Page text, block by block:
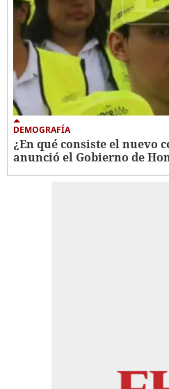
DEMOGRAFÍA
¿En qué consiste el nuevo
anunció el Gobierno de